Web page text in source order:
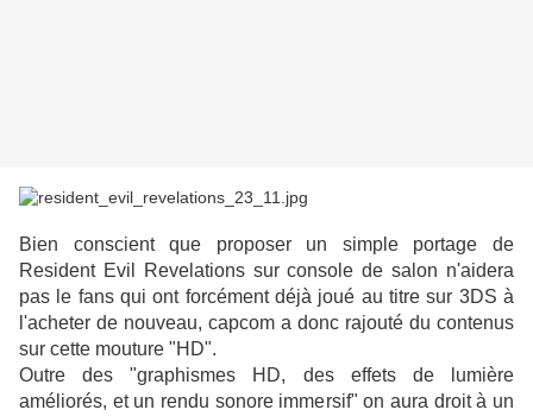
Bien conscient que proposer un simple portage de
Resident Evil Revelations sur console de salon n'aidera
pas le fans qui ont forcément déjà joué au titre sur 3DS à
l'acheter de nouveau, capcom a donc rajouté du contenus
sur cette mouture "HD".
Outre des "graphismes HD, des effets de lumière
améliorés, et un rendu sonore immersif" on aura droit à un